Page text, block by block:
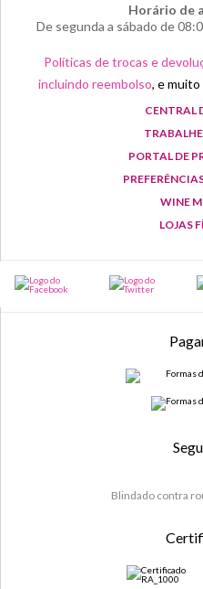
Horário de
De segunda a sábado de
Políticas de trocas e
incluindo reembolso, e muito
CENTRAL
PORTAL DE
WINE
LOJAS
Blindado contra